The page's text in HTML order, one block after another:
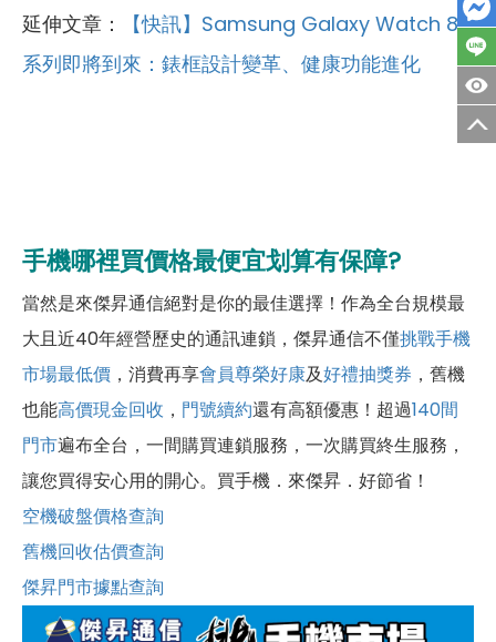
延伸文章：
【快訊】Samsung Galaxy Watch 8
系列即將到來：錶框設計變革、健康功能進化
手機哪裡買價格最便宜划算有保障?
當然是來傑昇通信絕對是你的最佳選擇！作為全台規模最
大且近40年經營歷史的通訊連鎖，傑昇通信不僅挑戰手機
市場最低價 ，消費再享會員尊榮好康及好禮抽獎券 ，舊機
也能高價現金回收 ， 門號續約還有高額優惠！超過140間
門市遍布全台，一間購買連鎖服務，一次購買終生服務，
讓您買得安心用的開心。買手機．來傑昇．好節省！
空機破盤價格查詢
舊機回收估價查詢
傑昇門市據點查詢